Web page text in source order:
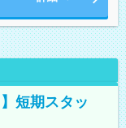
短期スタッ